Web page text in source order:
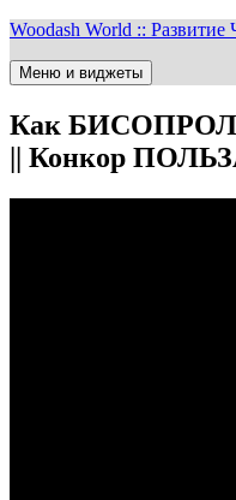
Перейти
содержимому
Woodash World ::
Меню и виджеты
Как
|| Конкор